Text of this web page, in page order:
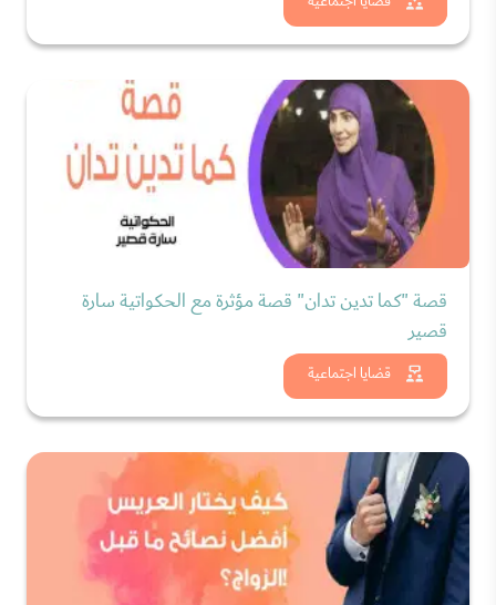
قضايا اجتماعية
قصة "كما تدين تدان" قصة مؤثرة مع الحكواتية سارة
قصير
شاهد الان